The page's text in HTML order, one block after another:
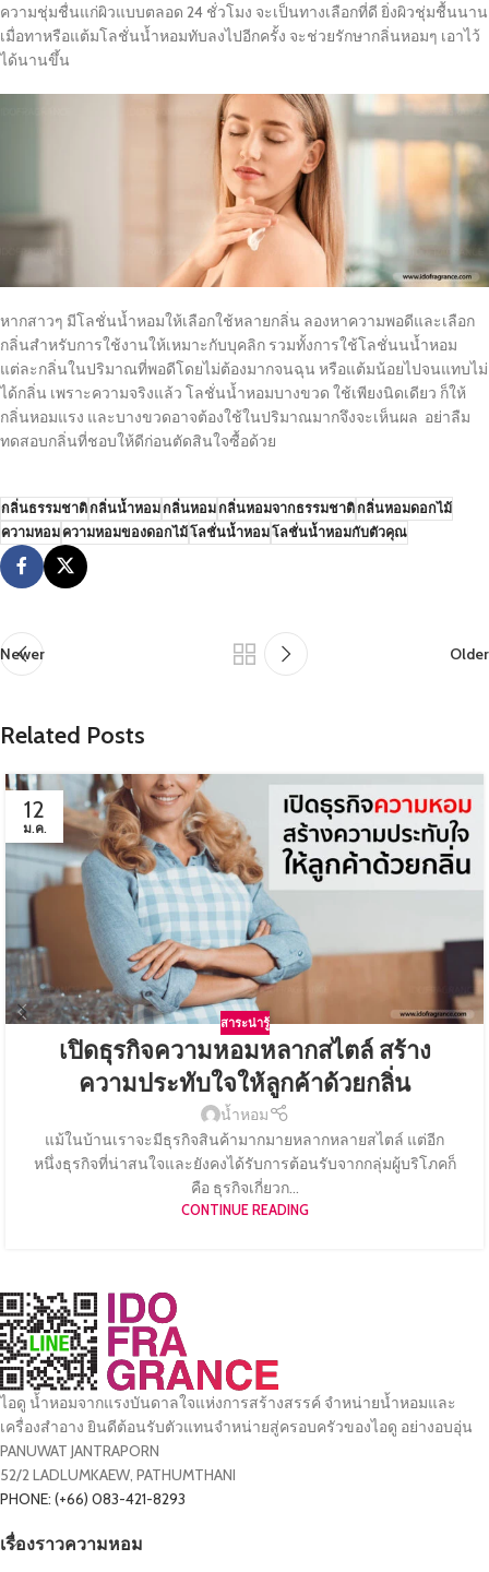
ความชุ่มชื่นแก่ผิวแบบตลอด 24 ชั่วโมง จะเป็นทางเลือกที่ดี ยิ่งผิวชุ่มชื้นนาน
เมื่อทาหรือแต้มโลชั่นน้ำหอมทับลงไปอีกครั้ง จะช่วยรักษากลิ่นหอมๆ เอาไว้
ได้นานขึ้น
หากสาวๆ มีโลชั่นน้ำหอมให้เลือกใช้หลายกลิ่น ลองหาความพอดีและเลือก
กลิ่นสำหรับการใช้งานให้เหมาะกับบุคลิก รวมทั้งการใช้โลชั่นนน้ำหอม
แต่ละกลิ่นในปริมาณที่พอดีโดยไม่ต้องมากจนฉุน หรือแต้มน้อยไปจนแทบไม่
ได้กลิ่น เพราะความจริงแล้ว โลชั่นน้ำหอมบางขวด ใช้เพียงนิดเดียว ก็ให้
กลิ่นหอมแรง และบางขวดอาจต้องใช้ในปริมาณมากจึงจะเห็นผล อย่าลืม
ทดสอบกลิ่นที่ชอบให้ดีก่อนตัดสินใจซื้อด้วย
กลิ่นธรรมชาติกลิ่นน้ำหอมกลิ่นหอมกลิ่นหอมจากธรรมชาติกลิ่นหอมดอกไม้
ความหอมความหอมของดอกไม้โลชั่นน้ำหอมโลชั่นน้ำหอมกับตัวคุณ
Newer Older
Related Posts
12
ม.ค.
สาระน่ารู้
เปิดธุรกิจความหอมหลากสไตล์ สร้าง
ความประทับใจให้ลูกค้าด้วยกลิ่น
น้ำหอม
แม้ในบ้านเราจะมีธุรกิจสินค้ามากมายหลากหลายสไตล์ แต่อีก
หนึ่งธุรกิจที่น่าสนใจและยังคงได้รับการต้อนรับจากกลุ่มผู้บริโภคก็
คือ ธุรกิจเกี่ยวก...
CONTINUE READING
ไอดู น้ำหอมจากแรงบันดาลใจแห่งการสร้างสรรค์ จำหน่ายน้ำหอมและ
เครื่องสำอาง ยินดีต้อนรับตัวแทนจำหน่ายสู่ครอบครัวของไอดู อย่างอบอุ่น
PANUWAT JANTRAPORN
52/2 LADLUMKAEW, PATHUMTHANI
PHONE: (+66) 083-421-8293
เรื่องราวความหอม